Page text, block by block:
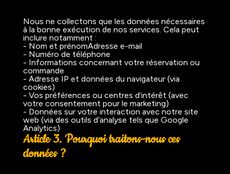
Nous ne collectons que les données nécessaires
à la bonne exécution de nos services. Cela peut
inclure notamment :
- Nom et prénomAdresse e-mail
- Numéro de téléphone
- Informations concernant votre réservation ou
commande
- Adresse IP et données du navigateur (via
cookies)
- Vos préférences ou centres d’intérêt (avec
votre consentement pour le marketing)
- Données sur votre interaction avec notre site
web (via des outils d’analyse tels que Google
Analytics)
Article 3. Pourquoi traitons-nous ces
données ?